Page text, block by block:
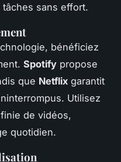
sans effort.
bénéficiez
Spotify propose
que Netflix garantit
Utilisez
de vidéos,
quotidien.